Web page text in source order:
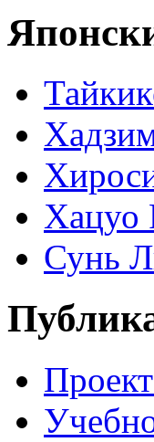
Хацуо
Сунь